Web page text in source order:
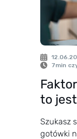
7min
to
Szukasz
gotówki